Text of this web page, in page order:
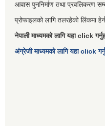
आवास पुननिर्माण तथा प्रवलिकरण
प्रोफाइलको लागि तलरहेको लिंकमा
नेपाली माध्यमको लागि यहा click
अंग्रेजी माध्यमको लागि यहा click